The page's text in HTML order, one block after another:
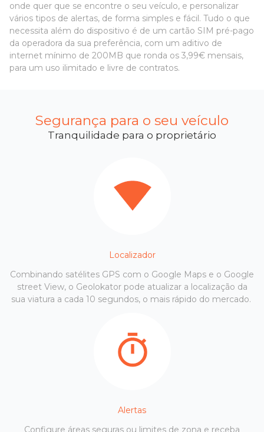
onde quer que se encontre o seu veículo, e personalizar
vários tipos de alertas, de forma simples e fácil. Tudo o que
necessita além do dispositivo é de um cartão SIM pré-pago
da operadora da sua preferência, com um aditivo de
internet mínimo de 200MB que ronda os 3,99€ mensais,
para um uso ilimitado e livre de contratos.
Segurança para o seu veículo
Tranquilidade para o proprietário
Localizador
Combinando satélites GPS com o Google Maps e o Google
street View, o Geolokator pode atualizar a localização da
sua viatura a cada 10 segundos, o mais rápido do mercado.
Alertas
Configure áreas seguras ou limites de zona e receba